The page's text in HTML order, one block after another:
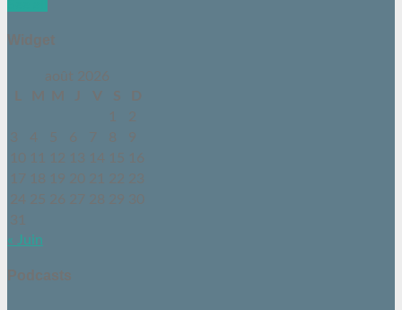
Widget
août 2026
L
M M J V S
D
1
2
3
4 5 6 7 8
9
10 11 12 13 14 15 16
17 18 19 20 21 22 23
24 25 26 27 28 29 30
31
« Juin
Podcasts